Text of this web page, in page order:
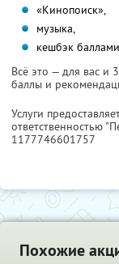
«Кинопоиск»,
музыка,
кешбэк
Всё это — для вас и
баллы и
Услуги
ответственностью
1177746601757
Похожие